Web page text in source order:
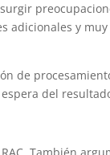
adicionales y
de
del